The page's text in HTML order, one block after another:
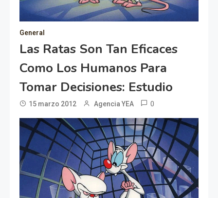
General
Las Ratas Son Tan Eficaces
Como Los Humanos Para
Tomar Decisiones: Estudio
15 marzo 2012 Agencia YEA 0